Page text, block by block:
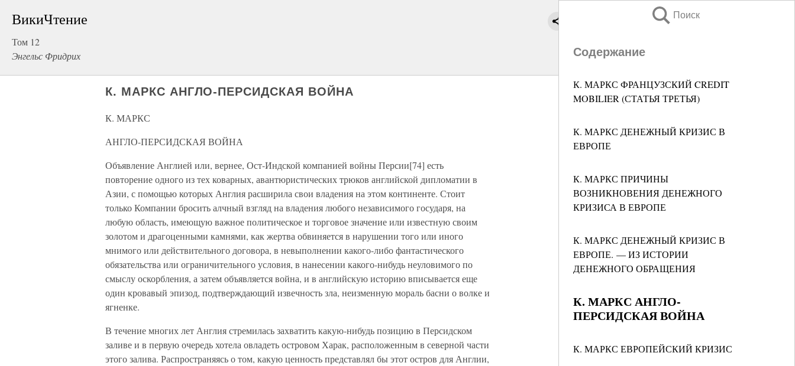
ВикиЧтение
Том 12
Энгельс Фридрих
Поиск
Содержание
К. МАРКС ФРАНЦУЗСКИЙ CREDIT
MOBILIER (СТАТЬЯ ТРЕТЬЯ)
К. МАРКС ДЕНЕЖНЫЙ КРИЗИС В
ЕВРОПЕ
К. МАРКС ПРИЧИНЫ
ВОЗНИКНОВЕНИЯ ДЕНЕЖНОГО
КРИЗИСА В ЕВРОПЕ
К. МАРКС ДЕНЕЖНЫЙ КРИЗИС В
ЕВРОПЕ. — ИЗ ИСТОРИИ
ДЕНЕЖНОГО ОБРАЩЕНИЯ
К. МАРКС АНГЛО-
ПЕРСИДСКАЯ ВОЙНА
К. МАРКС ЕВРОПЕЙСКИЙ КРИЗИС
К. МАРКС АНГЛО-ПЕРСИДСКАЯ ВОЙНА
К. МАРКС
АНГЛО-ПЕРСИДСКАЯ ВОЙНА
Объявление Англией или, вернее, Ост-Индской компанией войны Персии[74] есть
повторение одного из тех коварных, авантюристических трюков английской дипломатии в
Азии, с помощью которых Англия расширила свои владения на этом континенте. Стоит
только Компании бросить алчный взгляд на владения любого независимого государя, на
любую область, имеющую важное политическое и торговое значение или известную своим
золотом и драгоценными камнями, как жертва обвиняется в нарушении того или иного
мнимого или действительного договора, в невыполнении какого-либо фантастического
обязательства или ограничительного условия, в нанесении какого-нибудь неуловимого по
смыслу оскорбления, а затем объявляется война, и в английскую историю вписывается еще
один кровавый эпизод, подтверждающий извечность зла, неизменную мораль басни о волке и
ягненке.
В течение многих лет Англия стремилась захватить какую-нибудь позицию в Персидском
заливе и в первую очередь хотела овладеть островом Харак, расположенным в северной части
этого залива. Распространяясь о том, какую ценность представлял бы этот остров для Англии,